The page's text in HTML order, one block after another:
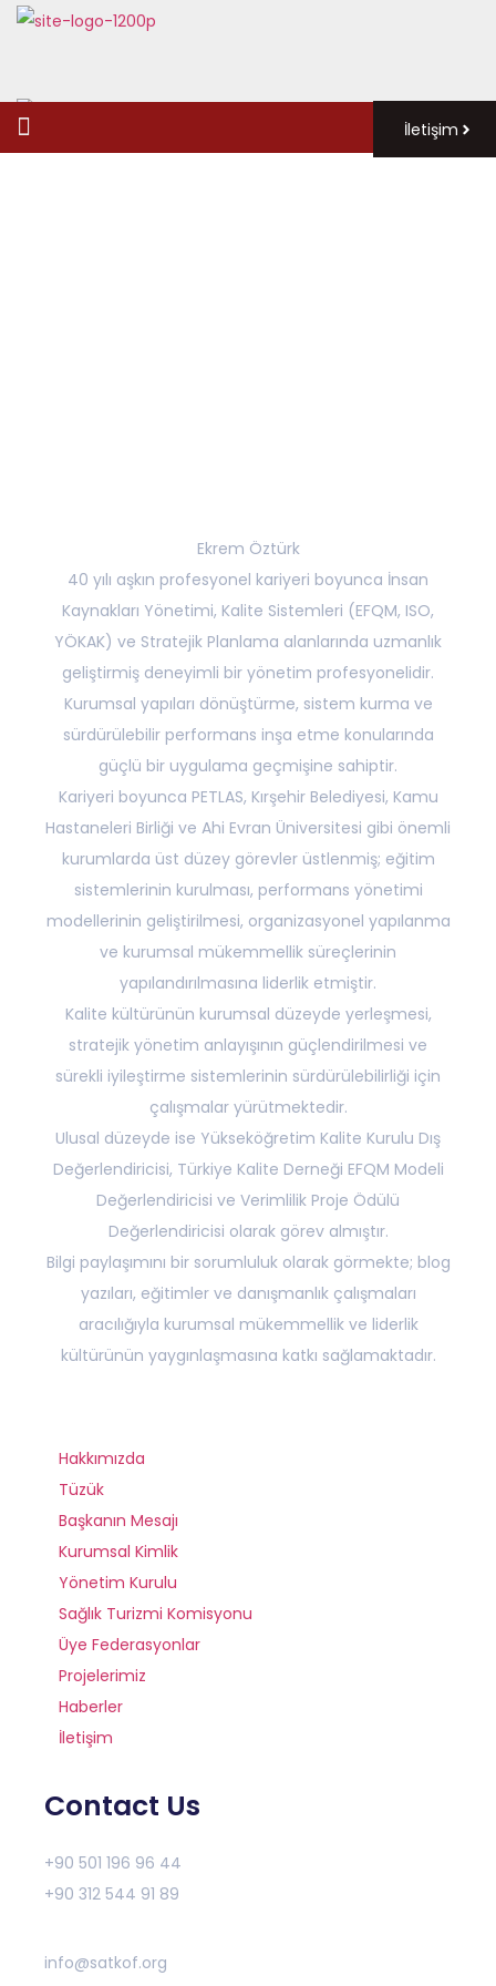
İletişim
Ekrem Öztürk
40 yılı aşkın profesyonel kariyeri boyunca İnsan
Kaynakları Yönetimi, Kalite Sistemleri (EFQM, ISO,
YÖKAK) ve Stratejik Planlama alanlarında uzmanlık
geliştirmiş deneyimli bir yönetim profesyonelidir.
Kurumsal yapıları dönüştürme, sistem kurma ve
sürdürülebilir performans inşa etme konularında
güçlü bir uygulama geçmişine sahiptir.
Kariyeri boyunca PETLAS, Kırşehir Belediyesi, Kamu
Hastaneleri Birliği ve Ahi Evran Üniversitesi gibi önemli
kurumlarda üst düzey görevler üstlenmiş; eğitim
sistemlerinin kurulması, performans yönetimi
modellerinin geliştirilmesi, organizasyonel yapılanma
ve kurumsal mükemmellik süreçlerinin
yapılandırılmasına liderlik etmiştir.
Kalite kültürünün kurumsal düzeyde yerleşmesi,
stratejik yönetim anlayışının güçlendirilmesi ve
sürekli iyileştirme sistemlerinin sürdürülebilirliği için
çalışmalar yürütmektedir.
Ulusal düzeyde ise Yükseköğretim Kalite Kurulu Dış
Değerlendiricisi, Türkiye Kalite Derneği EFQM Modeli
Değerlendiricisi ve Verimlilik Proje Ödülü
Değerlendiricisi olarak görev almıştır.
Bilgi paylaşımını bir sorumluluk olarak görmekte; blog
yazıları, eğitimler ve danışmanlık çalışmaları
aracılığıyla kurumsal mükemmellik ve liderlik
kültürünün yaygınlaşmasına katkı sağlamaktadır.
Hakkımızda
Tüzük
Başkanın Mesajı
Kurumsal Kimlik
Yönetim Kurulu
Sağlık Turizmi Komisyonu
Üye Federasyonlar
Projelerimiz
Haberler
İletişim
Contact Us
+90 501 196 96 44
+90 312 544 91 89
info@satkof.org